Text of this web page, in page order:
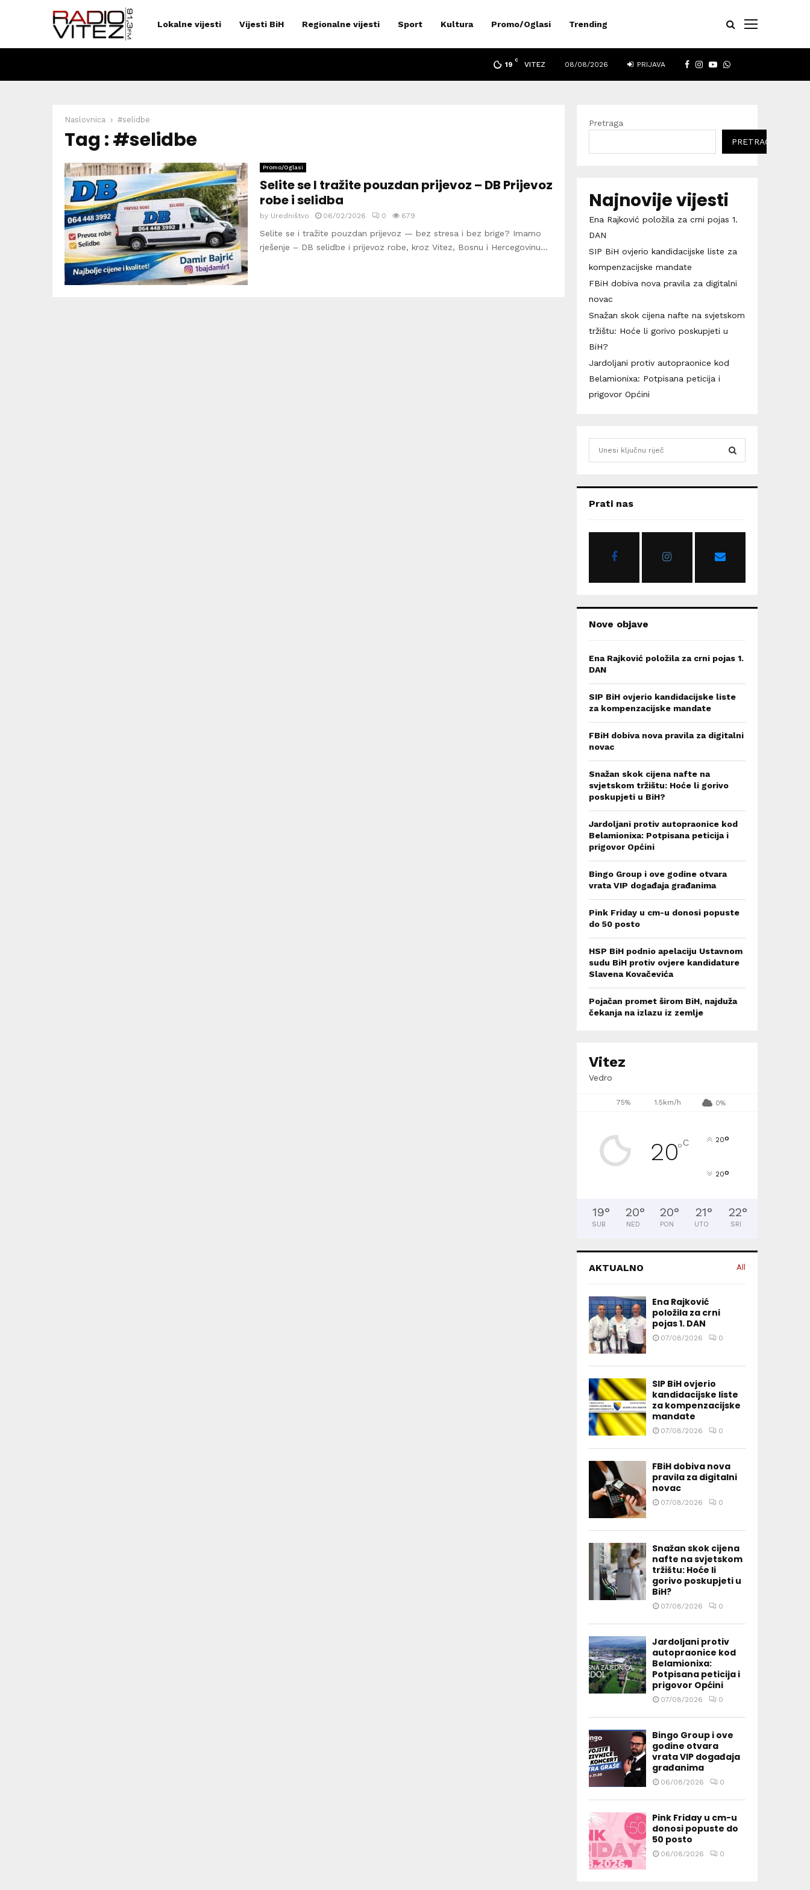
Lokalne vijesti Vijesti BiH Regionalne vijesti Sport Kultura Promo/Oglasi Trending
FACEBOOK
INSTAGRAM
YOUTUBE
WHATSAPP
19
C
VITEZ 08/08/2026 PRIJAVA
Naslovnica #selidbe
Tag : #selidbe
Promo/Oglasi
Selite se I tražite pouzdan prijevoz – DB Prijevoz
robe i selidba
by Uredništvo 06/02/2026 0 679
Selite se i tražite pouzdan prijevoz — bez stresa i bez brige? Imamo
rješenje – DB selidbe i prijevoz robe, kroz Vitez, Bosnu i Hercegovinu...
Pretraga
PRETRAGA
Najnovije vijesti
Ena Rajković položila za crni pojas 1.
DAN
SIP BiH ovjerio kandidacijske liste za
kompenzacijske mandate
FBiH dobiva nova pravila za digitalni
novac
Snažan skok cijena nafte na svjetskom
tržištu: Hoće li gorivo poskupjeti u
BiH?
Jardoljani protiv autopraonice kod
Belamionixa: Potpisana peticija i
prigovor Općini
h
o
Prati nas
Nove objave
Ena Rajković položila za crni pojas 1.
DAN
SIP BiH ovjerio kandidacijske liste
za kompenzacijske mandate
FBiH dobiva nova pravila za digitalni
novac
Snažan skok cijena nafte na
svjetskom tržištu: Hoće li gorivo
poskupjeti u BiH?
Jardoljani protiv autopraonice kod
Belamionixa: Potpisana peticija i
prigovor Općini
Bingo Group i ove godine otvara
vrata VIP događaja građanima
Pink Friday u cm-u donosi popuste
do 50 posto
HSP BiH podnio apelaciju Ustavnom
sudu BiH protiv ovjere kandidature
Slavena Kovačevića
Pojačan promet širom BiH, najduža
čekanja na izlazu iz zemlje
Vitez
Vedro
75% 1.5km/h 0%
20°C 20°
20°
19°
SUB
20°
NED
20°
PON
21°
UTO
22°
SRI
AKTUALNO All
Ena Rajković
položila za crni
pojas 1. DAN
07/08/2026 0
SIP BiH ovjerio
kandidacijske liste
za kompenzacijske
mandate
07/08/2026 0
FBiH dobiva nova
pravila za digitalni
novac
07/08/2026 0
Snažan skok cijena
nafte na svjetskom
tržištu: Hoće li
gorivo poskupjeti u
BiH?
07/08/2026 0
Jardoljani protiv
autopraonice kod
Belamionixa:
Potpisana peticija i
prigovor Općini
07/08/2026 0
Bingo Group i ove
godine otvara
vrata VIP događaja
građanima
06/08/2026 0
Pink Friday u cm-u
donosi popuste do
50 posto
06/08/2026 0